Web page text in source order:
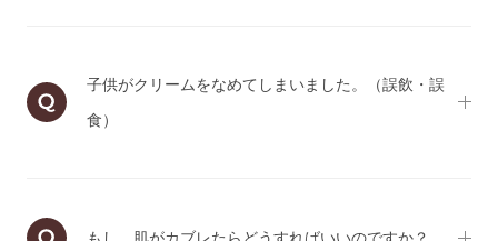
子供がクリームをなめてしまいました。（誤飲・誤
食）